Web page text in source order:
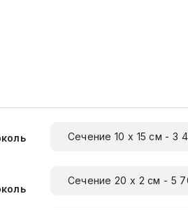
Сечение 10 х 15 см - 3
Сечение 20 х 2 см - 5